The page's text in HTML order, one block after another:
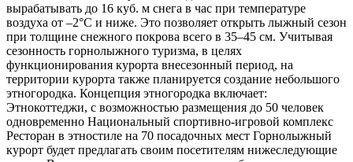
вырабатывать до 16 куб. м снега в час при температуре
воздуха от –2°C и ниже. Это позволяет открыть лыжный сезон
при толщине снежного покрова всего в 35–45 см. Учитывая
сезонность горнолыжного туризма, в целях
функционирования курорта внесезонный период, на
территории курорта также планируется создание небольшого
этногородка. Концепция этногородка включает:
Этнокоттеджи, с возможностью размещения до 50 человек
одновременно Национальный спортивно-игровой комплекс
Ресторан в этностиле на 70 посадочных мест Горнолыжный
курорт будет предлагать своим посетителям нижеследующие